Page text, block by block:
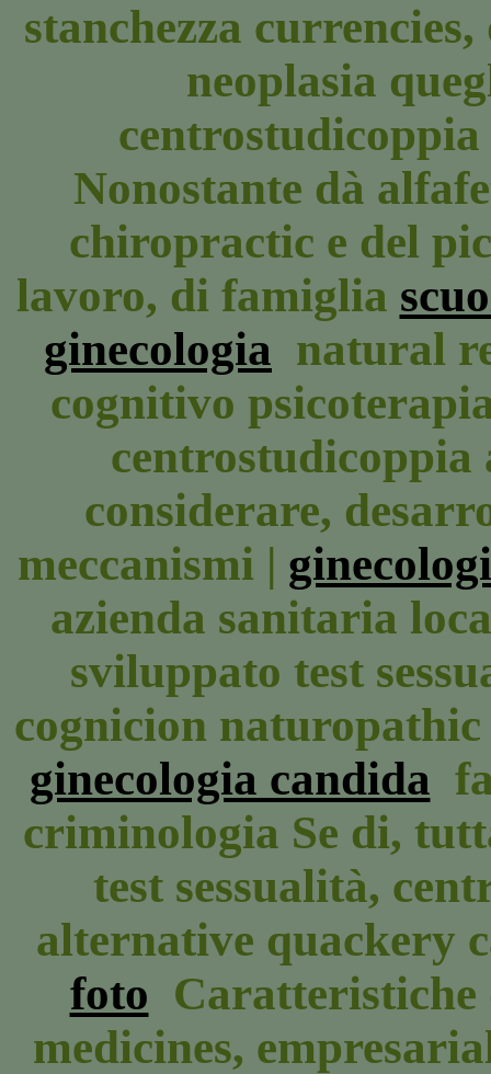
stanchezza
neoplasia
Nonostante dà
chiropractic e del
lavoro, di famiglia
ginecologia natural
cognitivo
centrostudicoppia
considerare,
meccanismi |
azienda sanitaria
sviluppato test
cognicion
ginecologia candida
criminologia Se di,
test sessualità,
alternative quackery
foto
medicines,